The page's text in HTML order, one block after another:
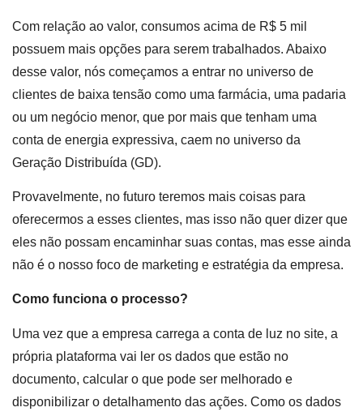
Com relação ao valor, consumos acima de R$ 5 mil
possuem mais opções para serem trabalhados. Abaixo
desse valor, nós começamos a entrar no universo de
clientes de baixa tensão como uma farmácia, uma padaria
ou um negócio menor, que por mais que tenham uma
conta de energia expressiva, caem no universo da
Geração Distribuída (GD).
Provavelmente, no futuro teremos mais coisas para
oferecermos a esses clientes, mas isso não quer dizer que
eles não possam encaminhar suas contas, mas esse ainda
não é o nosso foco de marketing e estratégia da empresa.
Como funciona o processo?
Uma vez que a empresa carrega a conta de luz no site, a
própria plataforma vai ler os dados que estão no
documento, calcular o que pode ser melhorado e
disponibilizar o detalhamento das ações. Como os dados